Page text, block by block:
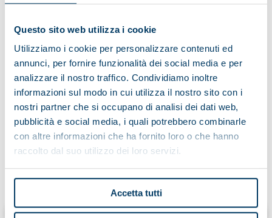
Questo sito web utilizza i cookie
Utilizziamo i cookie per personalizzare contenuti ed
annunci, per fornire funzionalità dei social media e per
analizzare il nostro traffico. Condividiamo inoltre
informazioni sul modo in cui utilizza il nostro sito con i
nostri partner che si occupano di analisi dei dati web,
pubblicità e social media, i quali potrebbero combinarle
con altre informazioni che ha fornito loro o che hanno
raccolto dal suo utilizzo dei loro servizi.
Accetta tutti
Cliccando “invia” dichiaro di aver letto l’informativa
Send